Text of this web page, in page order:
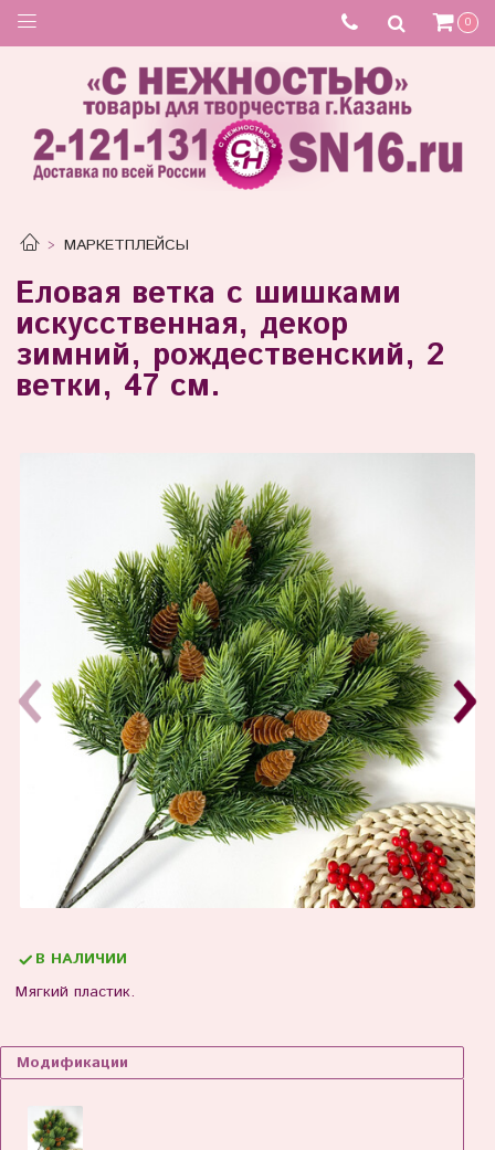
0
МАРКЕТПЛЕЙСЫ
Еловая ветка с шишками
искусственная, декор
зимний, рождественский, 2
ветки, 47 см.
Мягкий пластик.
В НАЛИЧИИ
Модификации